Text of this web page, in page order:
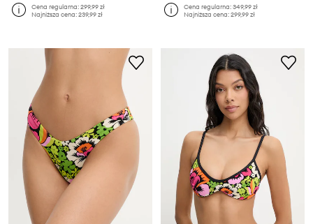
Cena regularna:299,99 zł
Najniższa cena:239,99 zł
Cena regularna:349,99 zł
Najniższa cena:299,99 zł